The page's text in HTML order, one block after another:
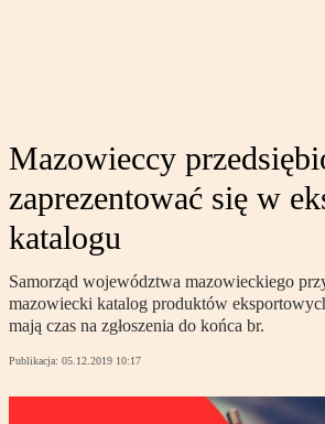
Mazowieccy
zaprezentować się w
katalogu
Samorząd województwa mazowieckiego
mazowiecki katalog produktów
mają czas na zgłoszenia do końca br.
Publikacja: 05.12.2019 10:17